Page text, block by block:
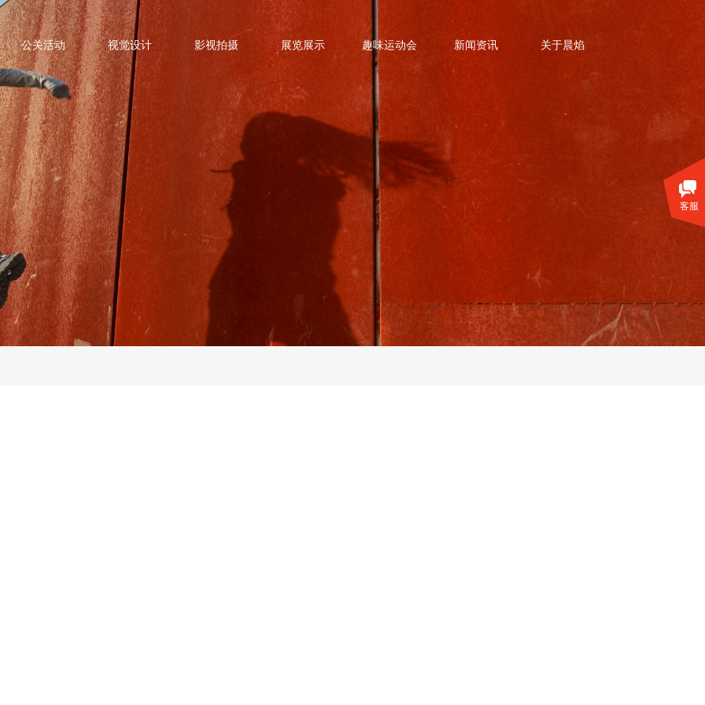
公关活动 视觉设计 影视拍摄 展览展示 趣味运动会 新闻资讯 关于晨焰
客服